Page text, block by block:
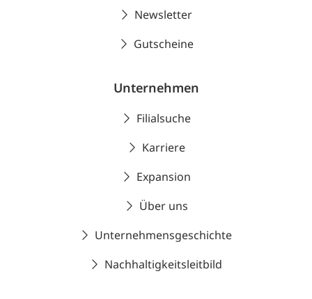
Newsletter
Gutscheine
Unternehmen
Filialsuche
Karriere
Expansion
Über uns
Unternehmensgeschichte
Nachhaltigkeitsleitbild